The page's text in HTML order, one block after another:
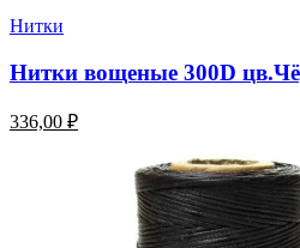
Нитки
Нитки вощеные 300D
336,00 ₽